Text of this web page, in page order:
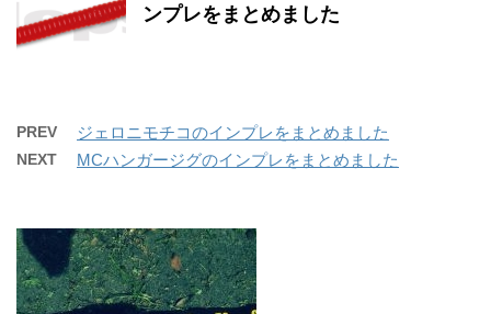
ンプレをまとめました
PREV ジェロニモチコのインプレをまとめました
NEXT MCハンガージグのインプレをまとめました